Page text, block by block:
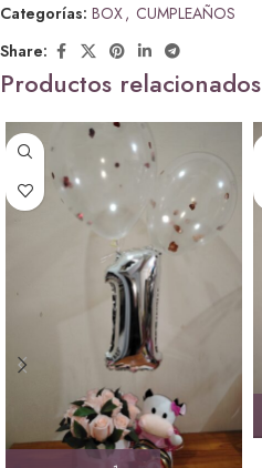
Categorías: BOX, CUMPLEAÑOS
Share:
Productos relacionados